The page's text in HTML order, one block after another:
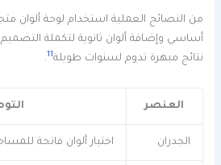
من النصائح العملية استخدام لوحة ألوان
أساسي وإضافة ألوان ثانوية لتكملة
نتائج مبهرة تدوم لسنوات طويلة11
.
العنصر
الجدران اختيار ألوان فاتحة